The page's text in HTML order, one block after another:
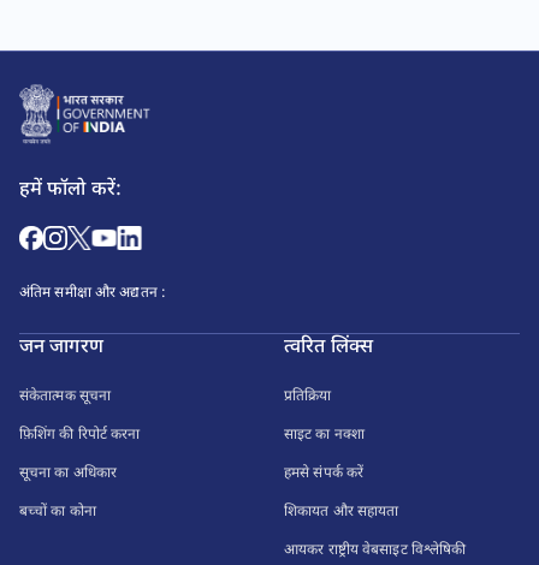
हमें फॉलो करें:
अंतिम समीक्षा और अद्यतन :
जन जागरण
संकेतात्मक सूचना
फ़िशिंग की रिपोर्ट करना
सूचना का अधिकार
बच्चों का कोना
त्वरित लिंक्स
प्रतिक्रिया
साइट का नक्शा
हमसे संपर्क करें
शिकायत और सहायता
आयकर राष्ट्रीय वेबसाइट विश्लेषिकी